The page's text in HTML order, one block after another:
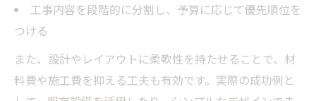
工事内容を段階的に分割し、予算に応じて優先順位を
つける
また、設計やレイアウトに柔軟性を持たせることで、材
料費や施工費を抑える工夫も有効です。実際の成功例と